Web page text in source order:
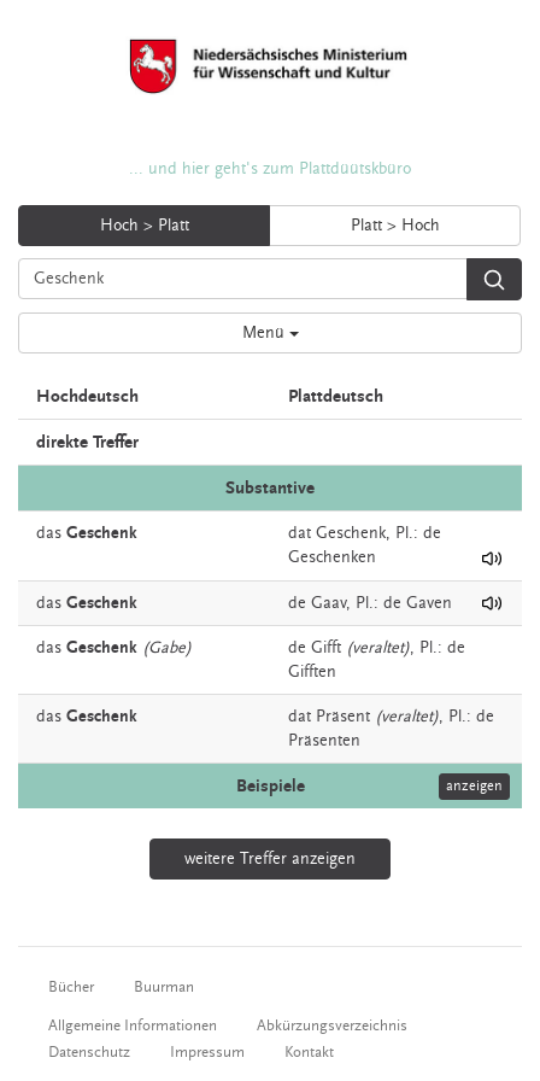
... und hier geht's zum Plattdüütskbüro
Hoch > Platt Platt > Hoch
Menü
Hochdeutsch Plattdeutsch
direkte Treffer
Substantive
das Geschenk dat Geschenk, Pl.: de
Geschenken
das Geschenk de Gaav, Pl.: de Gaven
das Geschenk (Gabe) de Gifft (veraltet), Pl.: de
Gifften
das Geschenk dat Präsent (veraltet), Pl.: de
Präsenten
Beispiele anzeigen
weitere Treffer anzeigen
Bücher Buurman
Allgemeine Informationen
Abkürzungsverzeichnis
Datenschutz
Impressum Kontakt